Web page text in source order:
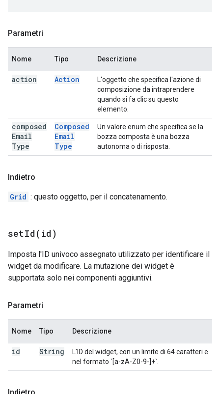
Parametri
Nome Tipo Descrizione
action Action
L'oggetto che specifica l'azione di
composizione da intraprendere
quando si fa clic su questo
elemento.
composed
Email
Type
Composed
Email
Type
Un valore enum che specifica se la
bozza composta è una bozza
autonoma o di risposta.
Indietro
Grid : questo oggetto, per il concatenamento.
setId( id)
Imposta l'ID univoco assegnato utilizzato per identificare il
widget da modificare. La mutazione dei widget è
supportata solo nei componenti aggiuntivi.
Parametri
Nome Tipo Descrizione
id String
L'ID del widget, con un limite di 64 caratteri e
nel formato `[a-zA-Z0-9-]+`.